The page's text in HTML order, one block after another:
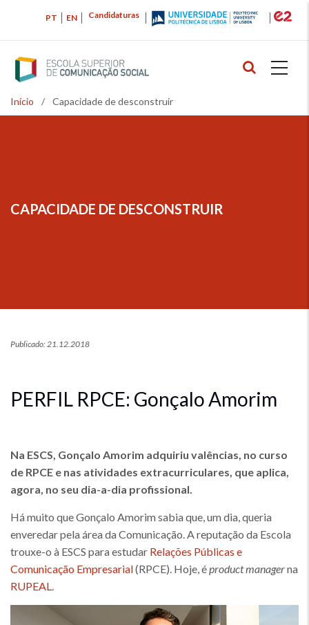
principal
Candidaturas
PT EN
Navegação
Início / Capacidade de desconstruir
CAPACIDADE DE DESCONSTRUIR
NAVEGAÇÃO
Publicado: 21.12.2018
PERFIL RPCE: Gonçalo Amorim
Na ESCS, Gonçalo Amorim adquiriu valências, no curso
de RPCE e nas atividades extracurriculares, que aplica,
agora, no seu dia-a-dia profissional.
Há muito que Gonçalo Amorim sabia que, um dia, queria
enveredar pela área da Comunicação. A reputação da Escola
trouxe-o à ESCS para estudar Relações Públicas e
Comunicação Empresarial(RPCE). Hoje, é product managerna
RUPEAL